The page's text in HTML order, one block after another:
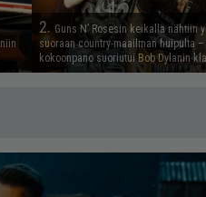
2. Guns N’ Rosesin keikalla nähtiin
suoraan country-maailman huipulta
kokoonpano suoriutui Bob Dylanin